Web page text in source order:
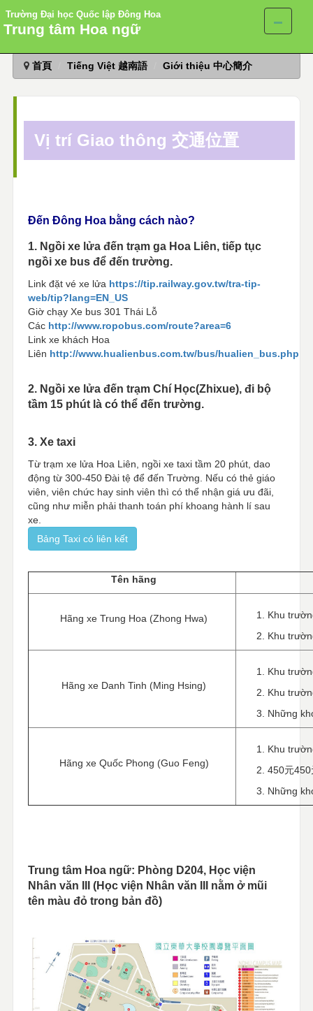
Trường Đại học Quốc lập Đông Hoa
Trung tâm Hoa ngữ
首頁 Tiếng Việt 越南語 Giới thiệu 中心簡介
Vị trí Giao thông 交通位置
Đến Đông Hoa bằng cách nào?
1. Ngồi xe lửa đến trạm ga Hoa Liên, tiếp tục
ngồi xe bus để đến trường.
Link đặt vé xe lửa https://tip.railway.gov.tw/tra-tip-
web/tip?lang=EN_US
Giờ chạy Xe bus 301 Thái Lỗ
Các http://www.ropobus.com/route?area=6
Link xe khách Hoa
Liên http://www.hualienbus.com.tw/bus/hualien_bus.php
2. Ngồi xe lửa đến trạm Chí Học(Zhixue), đi bộ
tầm 15 phút là có thể đến trường.
3. Xe taxi
Từ trạm xe lửa Hoa Liên, ngồi xe taxi tầm 20 phút, dao
động từ 300-450 Đài tệ để đến Trường. Nếu có thẻ giáo
viên, viên chức hay sinh viên thì có thể nhận giá ưu đãi,
cũng như miễn phải thanh toán phí khoang hành lí sau
xe.
Bảng Taxi có liên kết
Tên hãng
Hãng xe Trung Hoa (Zhong Hwa)
Khu
Khu
Hãng xe Danh Tinh (Ming Hsing)
Khu
Khu
Những
Hãng xe Quốc Phong (Guo Feng)
Khu
450元
Những
Trung tâm Hoa ngữ: Phòng D204, Học viện
Nhân văn III (Học viện Nhân văn III nằm ở mũi
tên màu đỏ trong bản đồ)